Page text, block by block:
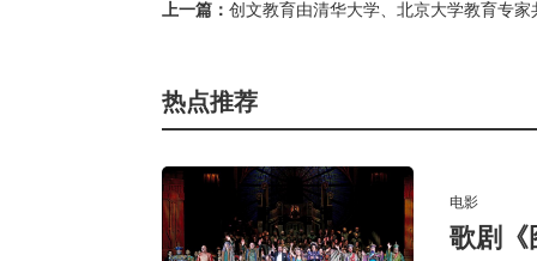
上一篇： 创文教育由清华大学、北京大学教育专
热点推荐
电影
歌剧《